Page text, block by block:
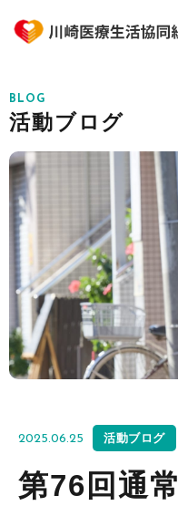
BLOG
活動ブログ
2025.06.25 活動ブログ
第76回通